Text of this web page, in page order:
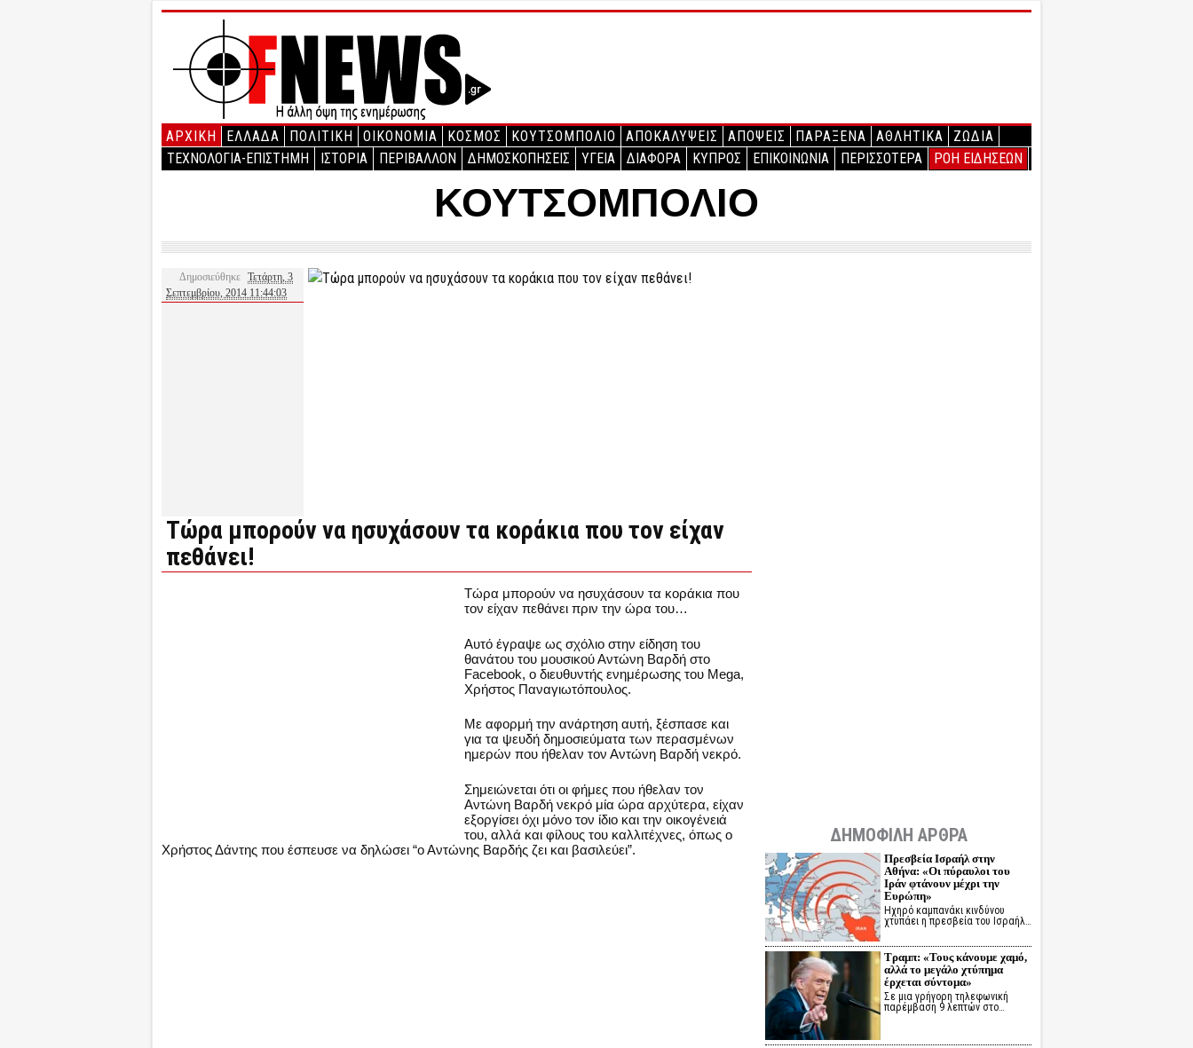
ΑΡΧΙΚΉ ΕΛΛΑΔΑ ΠΟΛΙΤΙΚΗ ΟΙΚΟΝΟΜΙΑ ΚΟΣΜΟΣ ΚΟΥΤΣΟΜΠΟΛΙΟ ΑΠΟΚΑΛΥΨΕΙΣ ΑΠΟΨΕΙΣ ΠΑΡΑΞΕΝΑ ΑΘΛΗΤΙΚΑ
ΖΩΔΙΑ
ΤΕΧΝΟΛΟΓΙΑ-ΕΠΙΣΤΗΜΗ
ΙΣΤΟΡΙΑ ΠΕΡΙΒΑΛΛΟΝ ΔΗΜΟΣΚΟΠΗΣΕΙΣ ΥΓΕΙΑ ΔΙΑΦΟΡΑ ΚΥΠΡΟΣ ΕΠΙΚΟΙΝΩΝΙΑ ΠΕΡΙΣΣΟΤΕΡΑ ΡΟΗ ΕΙΔΗΣΕΩΝ
ΚΟΥΤΣΟΜΠΟΛΙΟ
Δημοσιεύθηκε Τετάρτη, 3
Σεπτεμβρίου, 2014 11:44:03
Τώρα μπορούν να ησυχάσουν τα κοράκια που τον είχαν
πεθάνει!
Τώρα μπορούν να ησυχάσουν τα κοράκια που
τον είχαν πεθάνει πριν την ώρα του…
Αυτό έγραψε ως σχόλιο στην είδηση του
θανάτου του μουσικού Αντώνη Βαρδή στο
Facebook, ο διευθυντής ενημέρωσης του Mega,
Χρήστος Παναγιωτόπουλος.
Με αφορμή την ανάρτηση αυτή, ξέσπασε και
για τα ψευδή δημοσιεύματα των περασμένων
ημερών που ήθελαν τον Αντώνη Βαρδή νεκρό.
Σημειώνεται ότι οι φήμες που ήθελαν τον
Αντώνη Βαρδή νεκρό μία ώρα αρχύτερα, είχαν
εξοργίσει όχι μόνο τον ίδιο και την οικογένειά
του, αλλά και φίλους του καλλιτέχνες, όπως ο
Χρήστος Δάντης που έσπευσε να δηλώσει “ο Αντώνης Βαρδής ζει και βασιλεύει”.
ΔΗΜΟΦΙΛΗ ΑΡΘΡΑ
Πρεσβεία Ισραήλ στην
Αθήνα: «Οι πύραυλοι του
Ιράν φτάνουν μέχρι την
Ευρώπη»
Ηχηρό καμπανάκι κινδύνου
χτυπάει η πρεσβεία του Ισραήλ…
Τραμπ: «Τους κάνουμε χαμό,
αλλά το μεγάλο χτύπημα
έρχεται σύντομα»
Σε μια γρήγορη τηλεφωνική
παρέμβαση 9 λεπτών στο…